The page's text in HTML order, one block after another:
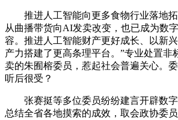
推进人工智能向更多食物行业落地拓
从曲播带货向AI发卖改变，也已成为数
容。推进人工智能财产更好成长、以新
产力搭建了更高条理平台。”专业处置非
卖的朱囿榕委员，惹起社会普遍关心。
听后很受？
张赛挺等多位委员纷纷建言开辟数字
总结全省各地摸索的成效，取会政协委